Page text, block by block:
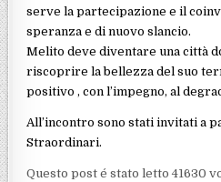
serve la partecipazione e il
speranza e di nuovo slancio.
Melito deve diventare una città
riscoprire la bellezza del suo
positivo , con l’impegno, al
All’incontro sono stati invitati a
Straordinari.
Questo post é stato letto 41630